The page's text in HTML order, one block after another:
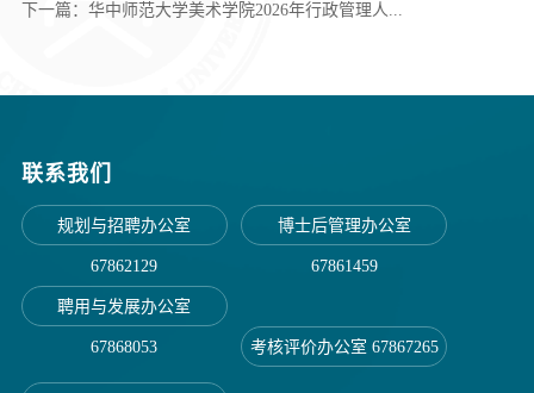
下一篇：华中师范大学美术学院2026年行政管理人...
联系我们
规划与招聘办公室
67862129
博士后管理办公室
67861459
聘用与发展办公室
67868053 考核评价办公室 67867265